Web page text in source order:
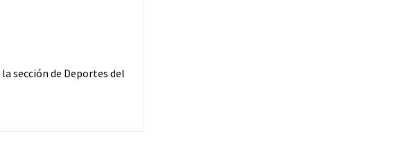
sección de Deportes del